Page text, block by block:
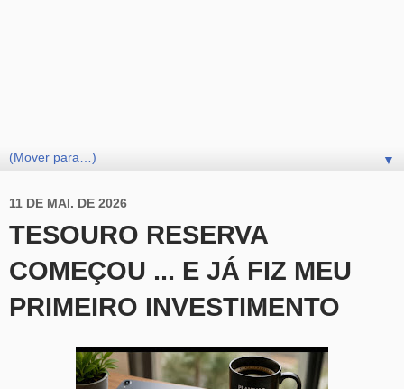
▼
11 DE MAI. DE 2026
TESOURO RESERVA
COMEÇOU ... E JÁ FIZ MEU
PRIMEIRO INVESTIMENTO